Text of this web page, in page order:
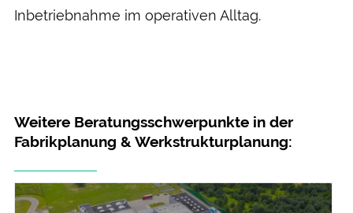
Inbetrieb­nahme im operativen Alltag.
Weitere Beratungsschwerpunkte in der
Fabrikplanung & Werkstrukturplanung: